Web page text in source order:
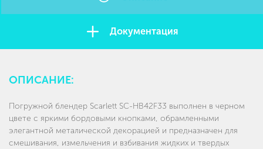
Документация
ОПИСАНИЕ:
Погружной блендер Scarlett SC-HB42F33 выполнен в черном
цвете с яркими бордовыми кнопками, обрамленными
элегантной металической декорацией и предназначен для
смешивания, измельчения и взбивания жидких и твердых